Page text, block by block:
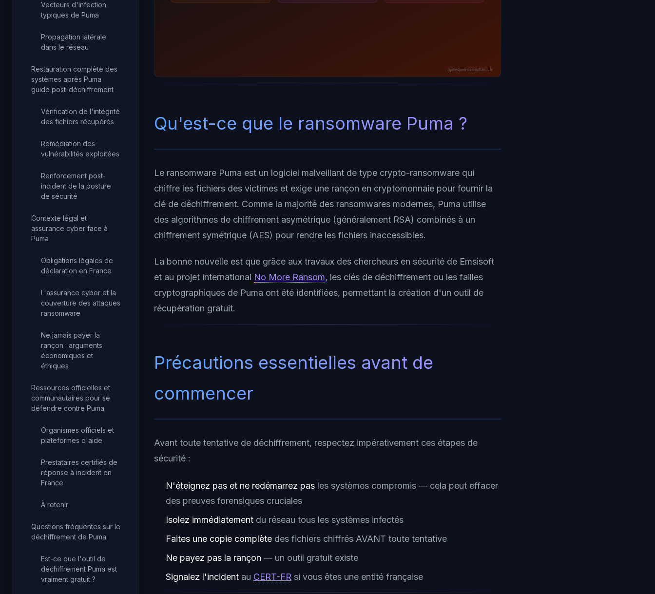
Vecteurs d'infection
typiques de Puma
Propagation latérale
dans le réseau
Restauration complète des
systèmes après Puma :
guide post-déchiffrement
Vérification de l'intégrité
des fichiers récupérés
Remédiation des
vulnérabilités exploitées
Renforcement post-
incident de la posture
de sécurité
Contexte légal et
assurance cyber face à
Puma
Obligations légales de
déclaration en France
L'assurance cyber et la
couverture des attaques
ransomware
Ne jamais payer la
rançon : arguments
économiques et
éthiques
Ressources officielles et
communautaires pour se
défendre contre Puma
Organismes officiels et
plateformes d'aide
Prestataires certifiés de
réponse à incident en
France
À retenir
Questions fréquentes sur le
déchiffrement de Puma
Est-ce que l'outil de
déchiffrement Puma est
vraiment gratuit ?
ayinedjimi-consultants.fr
Qu'est-ce que le ransomware Puma ?
Le ransomware Puma est un logiciel malveillant de type crypto-ransomware qui
chiffre les fichiers des victimes et exige une rançon en cryptomonnaie pour fournir la
clé de déchiffrement. Comme la majorité des ransomwares modernes, Puma utilise
des algorithmes de chiffrement asymétrique (généralement RSA) combinés à un
chiffrement symétrique (AES) pour rendre les fichiers inaccessibles.
La bonne nouvelle est que grâce aux travaux des chercheurs en sécurité de Emsisoft
et au projet international No More Ransom, les clés de déchiffrement ou les failles
cryptographiques de Puma ont été identifiées, permettant la création d'un outil de
récupération gratuit.
Précautions essentielles avant de
commencer
Avant toute tentative de déchiffrement, respectez impérativement ces étapes de
sécurité :
N'éteignez pas et ne redémarrez pas les systèmes compromis — cela peut effacer
des preuves forensiques cruciales
Isolez immédiatement du réseau tous les systèmes infectés
Faites une copie complète des fichiers chiffrés AVANT toute tentative
Ne payez pas la rançon — un outil gratuit existe
Signalez l'incident au CERT-FR si vous êtes une entité française